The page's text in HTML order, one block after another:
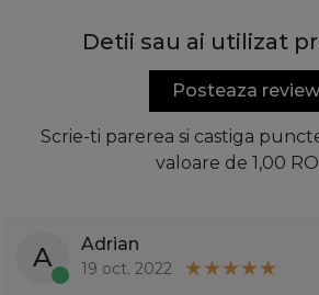
Detii sau ai utilizat
Posteaza review
Scrie-ti parerea si castiga
valoare de 1,00
A Adrian
19 oct. 2022